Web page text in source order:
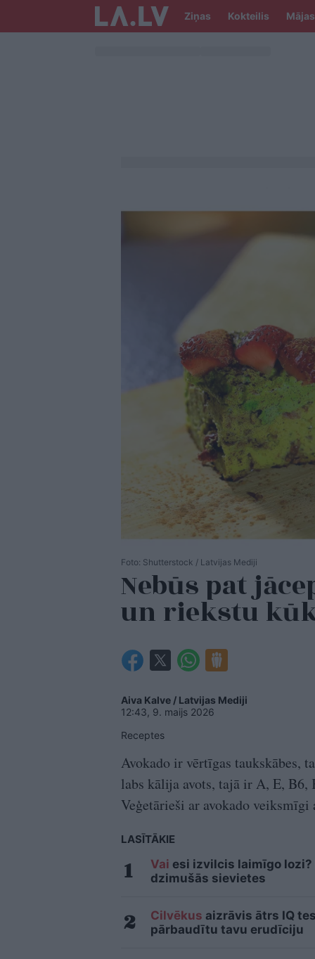
Ziņas Kokteilis Mājas
Foto: Shutterstock / Latvijas Mediji
Nebūs pat
un riekstu
Aiva Kalve / Latvijas Mediji
12:43, 9. maijs 2026
Receptes
Avokado ir vērtīgas taukskābes,
labs kālija avots, tajā ir A, E,
Veģetārieši ar avokado veiksmīgi
LASĪTĀKIE
Vai esi izvilcis laimīgo
dzimušās sievietes
Cilvēkus aizrāvis ātrs IQ
pārbaudītu tavu erudīciju